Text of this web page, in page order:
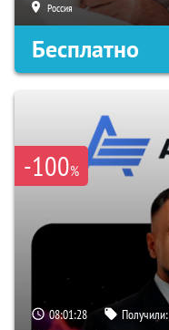
Россия
Бесплатно
-100%
08:01:27 Получили: